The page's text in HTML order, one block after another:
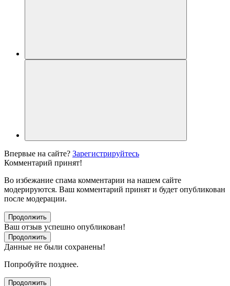
Впервые на сайте? Зарегистрируйтесь
Комментарий принят!
Во избежание спама комментарии на нашем сайте
модерируются. Ваш комментарий принят и будет опубликован
после модерации.
Продолжить
Ваш отзыв успешно опубликован!
Продолжить
Данные не были сохранены!
Попробуйте позднее.
Продолжить